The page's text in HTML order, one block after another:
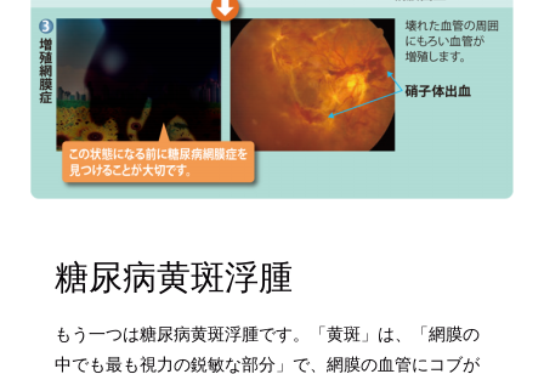
糖尿病黄斑浮腫
もう一つは糖尿病黄斑浮腫です。「黄斑」は、「網膜の
中でも最も視力の鋭敏な部分」で、網膜の血管にコブが